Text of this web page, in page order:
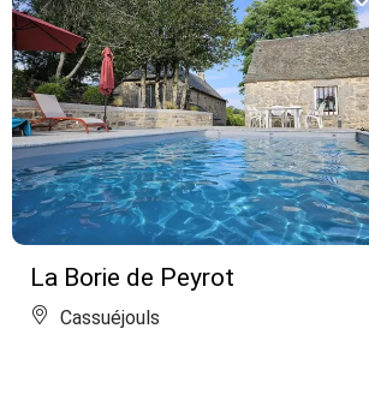
La Borie de Peyrot
Cassuéjouls